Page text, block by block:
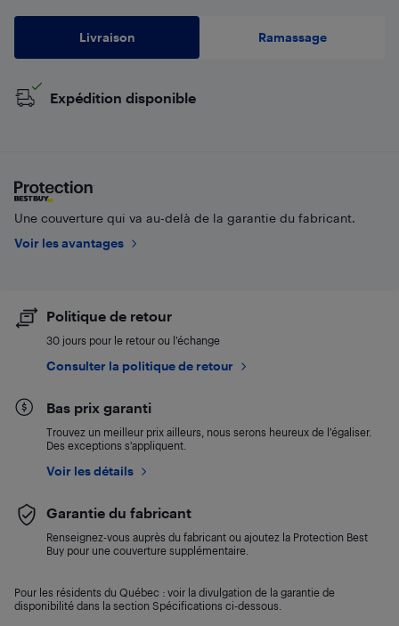
Livraison Ramassage
Expédition disponible
Une couverture qui va au-delà de la garantie du fabricant.
Voir les avantages
Politique de retour
30 jours pour le retour ou l’échange
Consulter la politique de retour
Bas prix garanti
Trouvez un meilleur prix ailleurs, nous serons heureux de l’égaliser.
Des exceptions s’appliquent.
Voir les détails
Garantie du fabricant
Renseignez-vous auprès du fabricant ou ajoutez la Protection Best
Buy pour une couverture supplémentaire.
Pour les résidents du Québec : voir la divulgation de la garantie de
disponibilité dans la section Spécifications ci-dessous.